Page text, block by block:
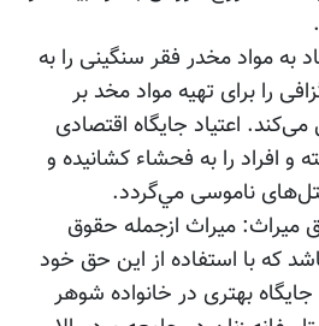
به مواد مخدر فقر سنگینی را به
را برای تهیه مواد مخد بر
اعتیاد جایگاه اقتصادی
و افراد را به فحشاء كشانیده و
ناموسی مي‌گردد.
میراث: میراث ازجمله حقوق
که با استفاده از این حق خود
بهتری در خانواده شوهر